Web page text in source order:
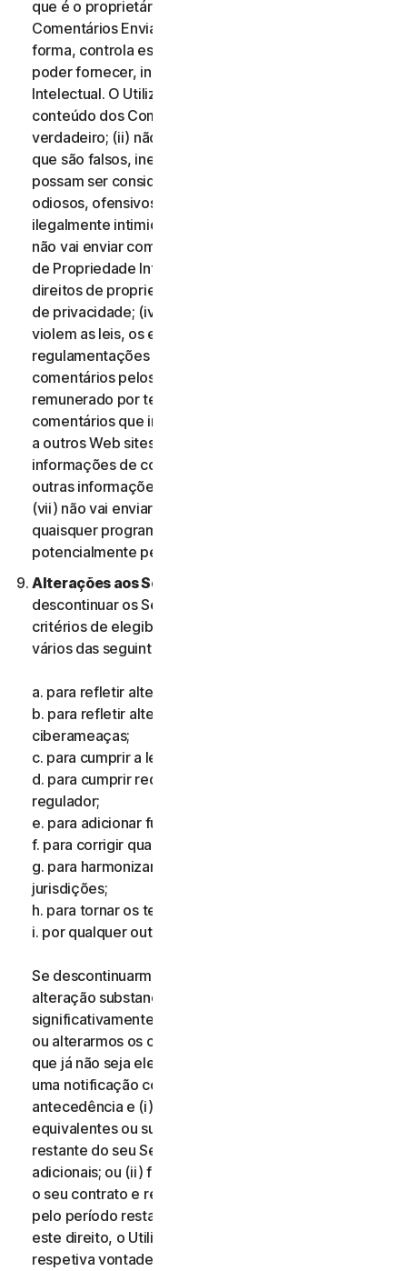
que é o proprietário de todos os direitos desses
Comentários Enviados, ou que, de qualquer outra
forma, controla esses direitos, necessários para os
poder fornecer, incluindo Direitos de Propriedade
Intelectual. O Utilizador aceita que: (i) todo o
conteúdo dos Comentários Enviados deve ser
verdadeiro; (ii) não vai enviar comentários que saiba
que são falsos, inexatos ou enganosos e/ou que
possam ser considerados difamatórios, injuriosos,
odiosos, ofensivos, ilegalmente ameaçadores ou
ilegalmente intimidantes para qualquer pessoa; (iii)
não vai enviar comentários que infrinjam os Direitos
de Propriedade Intelectual de terceiros ou outros
direitos de propriedade ou direitos de divulgação ou
de privacidade; (iv) não vai enviar comentários que
violem as leis, os estatutos, os decretos ou as
regulamentações aplicáveis; (v) não vai enviar
comentários pelos quais tenha sido compensado ou
remunerado por terceiros; (vi) não vai enviar
comentários que incluam informações que se refiram
a outros Web sites, endereços, endereços de e-mail,
informações de contacto, números de telefone ou
outras informações pessoais de qualquer pessoa; e
(vii) não vai enviar comentários que contenham
quaisquer programas ou ficheiros informáticos
potencialmente perigosos.
Alterações aos Serviços.
descontinuar os Serviços ou introduzir ou mudar os
critérios de elegibilidade para os Serviços, por um ou
vários das seguintes motivos:
a. para refletir alterações na tecnologia;
b. para refletir alterações na natureza das
ciberameaças;
c. para cumprir a lei e refletir alterações na lei;
d. para cumprir requisitos impostos por um organismo
regulador;
e. para adicionar funcionalidades adicionais;
f. para corrigir qualquer erro;
g. para harmonizar os serviços ou termos em múltiplas
jurisdições;
h. para tornar os termos mais claros; e
i. por qualquer outro motivo válido.
Se descontinuarmos os Serviços, aplicarmos uma
alteração substancial aos Serviços que possa ser
significativamente prejudicial para si, ou introduzirmos
ou alterarmos os critérios de elegibilidade de modo
que já não seja elegível para os Serviços, receberá
uma notificação com catorze (14) dias de
antecedência e (i) oferecemos-lhe serviços
equivalentes ou superiores durante o período
restante do seu Serviço sem quaisquer custos
adicionais; ou (ii) fornecemos-lhe o direito de terminar
o seu contrato e receber um reembolso proporcional
pelo período restante do seu Serviço. Para exercer
este direito, o Utilizador deve informar-nos da
respetiva vontade de rescindir o contrato no prazo de